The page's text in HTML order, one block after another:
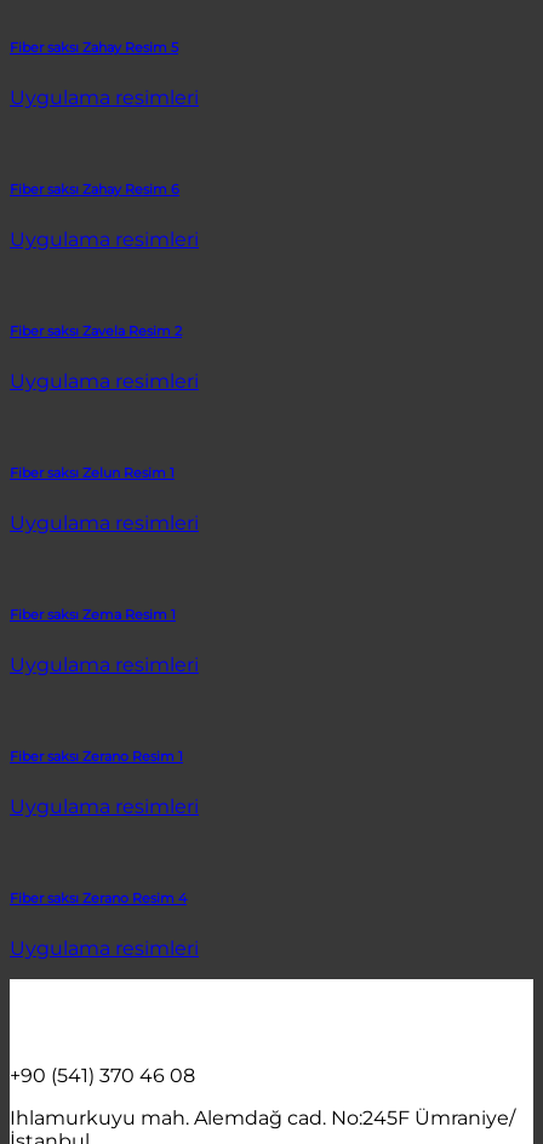
Fiber saksı Zahay Resim 5
Uygulama resimleri
Fiber saksı Zahay Resim 6
Uygulama resimleri
Fiber saksı Zavela Resim 2
Uygulama resimleri
Fiber saksı Zelun Resim 1
Uygulama resimleri
Fiber saksı Zema Resim 1
Uygulama resimleri
Fiber saksı Zerano Resim 1
Uygulama resimleri
Fiber saksı Zerano Resim 4
Uygulama resimleri
+90 (541) 370 46 08
Ihlamurkuyu mah. Alemdağ cad. No:245F Ümraniye/